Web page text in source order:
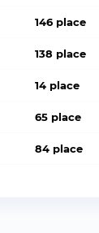
146 place
138 place
14 place
65 place
84 place